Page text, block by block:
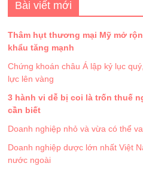
Bài viết mới
Thâm hụt thương mại Mỹ mở
khẩu tăng mạnh
Chứng khoán châu Á lập kỷ lục
lực lên vàng
3 hành vi dễ bị coi là trốn thuế
cần biết
Doanh nghiệp nhỏ và vừa có thể
Doanh nghiệp dược lớn nhất Việt
nước ngoài